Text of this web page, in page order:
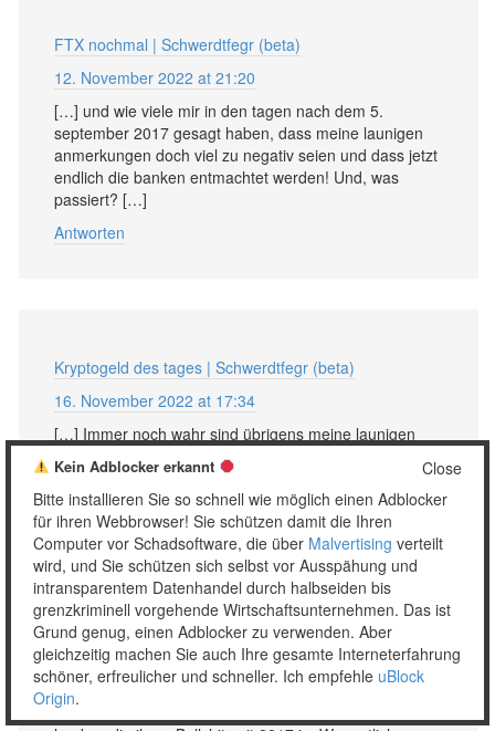
FTX nochmal | Schwerdtfegr (beta)
12. November 2022 at 21:20
[…] und wie viele mir in den tagen nach dem 5.
september 2017 gesagt haben, dass meine launigen
anmerkungen doch viel zu negativ seien und dass jetzt
endlich die banken entmachtet werden! Und, was
passiert? […]
Antworten
Kryptogeld des tages | Schwerdtfegr (beta)
16. November 2022 at 17:34
[…] Immer noch wahr sind übrigens meine launigen
anmerkungen angesichts eines spammenden
betrügers vom 5. september 2017. […]
Antworten
Ohne Betreff « Unser täglich Spam
2. Februar 2023 at 13:57
[…] der altbekannten Betrugsseite „Bitcoin Code“ zu
Close
Kein Adblocker erkannt
Bitte installieren Sie so schnell wie möglich einen Adblocker
für ihren Webbrowser! Sie schützen damit die Ihren
Computer vor Schadsoftware, die über Malvertising verteilt
wird, und Sie schützen sich selbst vor Ausspähung und
intransparentem Datenhandel durch halbseiden bis
grenzkriminell vorgehende Wirtschaftsunternehmen. Das ist
Grund genug, einen Adblocker zu verwenden. Aber
gleichzeitig machen Sie auch Ihre gesamte Interneterfahrung
schöner, erfreulicher und schneller. Ich empfehle uBlock
Origin.